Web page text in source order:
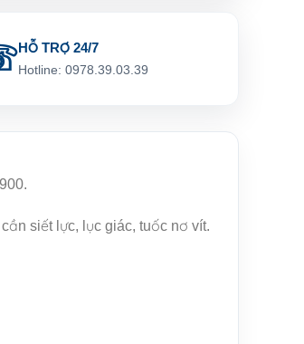
HỖ TRỢ 24/7
Hotline: 0978.39.03.39
siết lực, lục giác, tuốc nơ vít.